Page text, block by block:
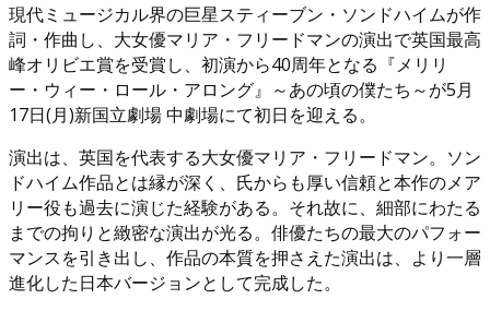
現代ミュージカル界の巨星スティーブン・ソンドハイムが作
詞・作曲し、大女優マリア・フリードマンの演出で英国最高
峰オリビエ賞を受賞し、初演から40周年となる『メリリ
ー・ウィー・ロール・アロング』～あの頃の僕たち～が5月
17日(月)新国立劇場 中劇場にて初日を迎える。
演出は、英国を代表する大女優マリア・フリードマン。ソン
ドハイム作品とは縁が深く、氏からも厚い信頼と本作のメア
リー役も過去に演じた経験がある。それ故に、細部にわたる
までの拘りと緻密な演出が光る。俳優たちの最大のパフォー
マンスを引き出し、作品の本質を押さえた演出は、より一層
進化した日本バージョンとして完成した。